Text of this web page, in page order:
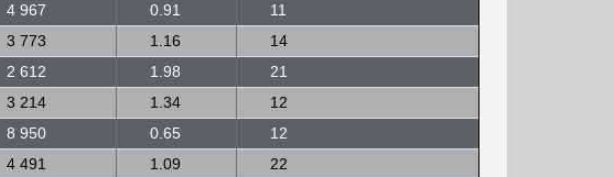
4 967 0.91
11
3 773 1.16
14
2 612 1.98
21
3 214 1.34
12
8 950 0.65
12
4 491 1.09
22